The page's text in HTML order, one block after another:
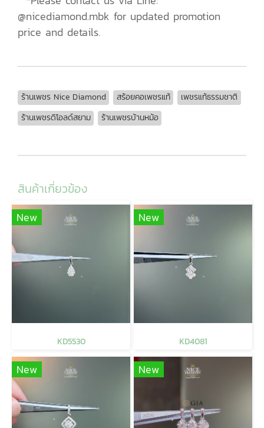
@nicediamond.mbk for updated promotion
price and details.
ร้านเพชร Nice Diamond สร้อยคอเพชรแท้
เพชรแท้ธรรมชาติ
ร้านเพชรดิโอลด์สยาม
ร้านเพชรบ้านหม้อ
สินค้าเกี่ยวข้อง
New
KD5530
New
KD4081
New New